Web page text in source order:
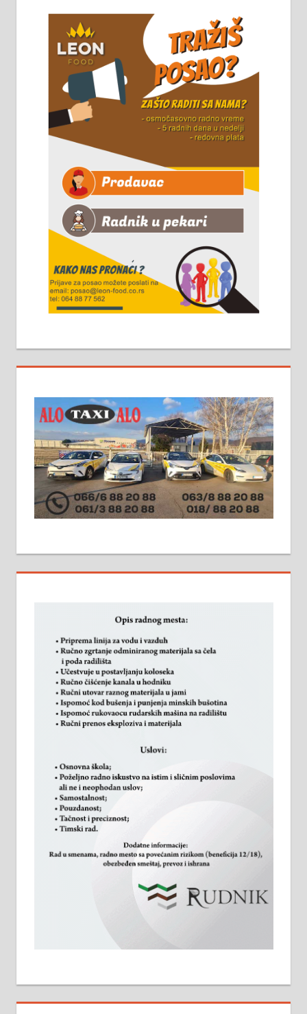
информација доћи лично на
стовариште у улици Максима
Горког 26 сваког радног дана од
8 до 15 часова. 063/465-045
Чистим све врсте димњака.
061/32-13-445